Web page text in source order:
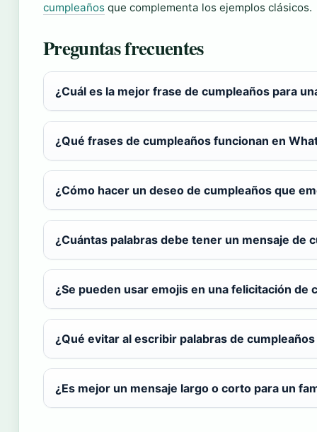
cumpleaños que complementa los ejemplos clásicos.
Preguntas frecuentes
¿Cuál es la mejor frase de cumpleaños para
¿Qué frases de cumpleaños funcionan en
¿Cómo hacer un deseo de cumpleaños que
¿Cuántas palabras debe tener un mensaje de
¿Se pueden usar emojis en una felicitación de
¿Qué evitar al escribir palabras de
¿Es mejor un mensaje largo o corto para un